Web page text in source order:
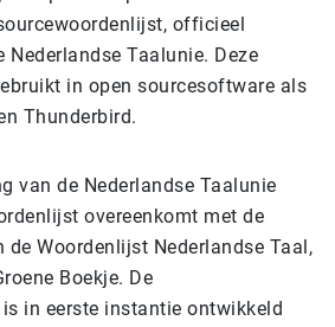
officieel
Nederlandse Taalunie. Deze
in open sourcesoftware als
Thunderbird.
van de Nederlandse Taalunie
overeenkomt met de
Woordenlijst Nederlandse Taal,
Boekje. De
in eerste instantie ontwikkeld